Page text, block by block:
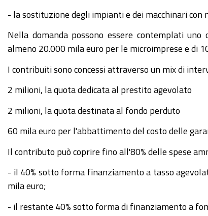
- la sostituzione degli impianti e dei macchinari con
Nella domanda possono essere contemplati
almeno 20.000 mila euro per le microimprese e di
I contribuiti sono concessi attraverso un mix di
2 milioni, la quota dedicata al prestito agevolato
2 milioni, la quota destinata al fondo perduto
60 mila euro per l'abbattimento del costo delle
Il contributo può coprire fino all'80% delle spese
- il 40% sotto forma finanziamento a tasso
mila euro;
- il restante 40% sotto forma di finanziamento a